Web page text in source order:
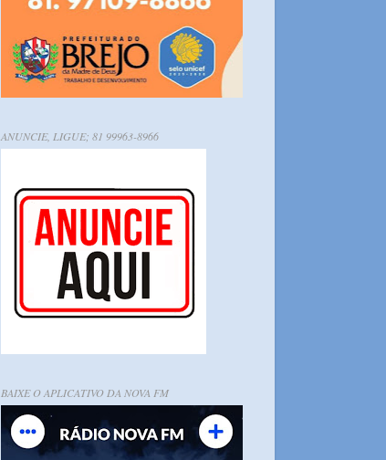
ANUNCIE, LIGUE; 81 99963-8966
BAIXE O APLICATIVO DA NOVA FM